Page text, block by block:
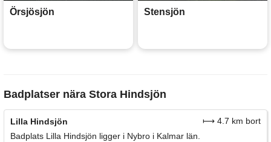
Örsjösjön Stensjön
Badplatser nära Stora Hindsjön
Lilla Hindsjön
⟼ 4.7 km bort
Badplats Lilla Hindsjön ligger i Nybro i Kalmar län.